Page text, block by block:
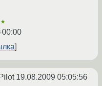
19.08.2009 05:05:56